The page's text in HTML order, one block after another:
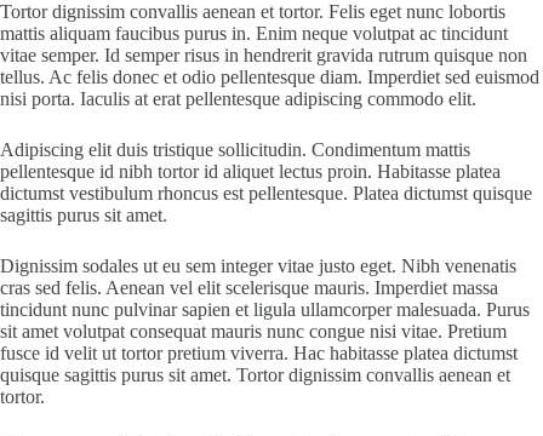
Tortor dignissim convallis aenean et tortor. Felis eget nunc lobortis
mattis aliquam faucibus purus in. Enim neque volutpat ac tincidunt
vitae semper. Id semper risus in hendrerit gravida rutrum quisque non
tellus. Ac felis donec et odio pellentesque diam. Imperdiet sed euismod
nisi porta. Iaculis at erat pellentesque adipiscing commodo elit.
Adipiscing elit duis tristique sollicitudin. Condimentum mattis
pellentesque id nibh tortor id aliquet lectus proin. Habitasse platea
dictumst vestibulum rhoncus est pellentesque. Platea dictumst quisque
sagittis purus sit amet.
Dignissim sodales ut eu sem integer vitae justo eget. Nibh venenatis
cras sed felis. Aenean vel elit scelerisque mauris. Imperdiet massa
tincidunt nunc pulvinar sapien et ligula ullamcorper malesuada. Purus
sit amet volutpat consequat mauris nunc congue nisi vitae. Pretium
fusce id velit ut tortor pretium viverra. Hac habitasse platea dictumst
quisque sagittis purus sit amet. Tortor dignissim convallis aenean et
tortor.